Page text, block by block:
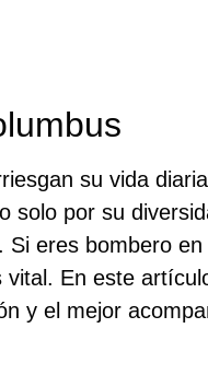
su vida
solo por su
eres bombero
En este
y el mejor